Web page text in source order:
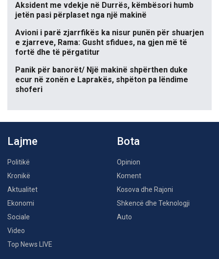
Aksident me vdekje në Durrës, këmbësori humb
jetën pasi përplaset nga një makinë
Avioni i parë zjarrfikës ka nisur punën për shuarjen
e zjarreve, Rama: Gusht sfidues, na gjen më të
fortë dhe të përgatitur
Panik për banorët/ Një makinë shpërthen duke
ecur në zonën e Laprakës, shpëton pa lëndime
shoferi
Lajme
Politikë
Kronikë
Aktualitet
Ekonomi
Sociale
Video
Top News LIVE
Bota
Opinion
Koment
Kosova dhe Rajoni
Shkencë dhe Teknologji
Auto